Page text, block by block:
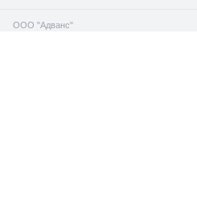
ООО "Адванс"